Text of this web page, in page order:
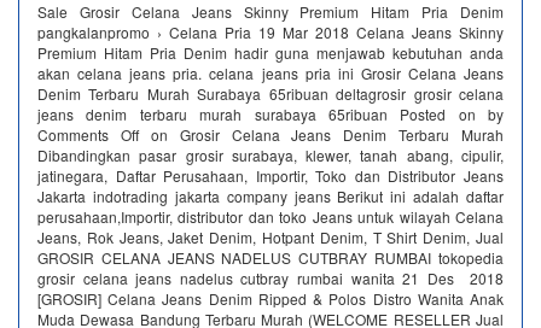
Sale Grosir Celana Jeans Skinny Premium Hitam Pria Denim
pangkalanpromo › Celana Pria 19 Mar 2018 Celana Jeans Skinny
Premium Hitam Pria Denim hadir guna menjawab kebutuhan anda
akan celana jeans pria. celana jeans pria ini Grosir Celana Jeans
Denim Terbaru Murah Surabaya 65ribuan deltagrosir grosir celana
jeans denim terbaru murah surabaya 65ribuan Posted on by
Comments Off on Grosir Celana Jeans Denim Terbaru Murah
Dibandingkan pasar grosir surabaya, klewer, tanah abang, cipulir,
jatinegara, Daftar Perusahaan, Importir, Toko dan Distributor Jeans
Jakarta indotrading jakarta company jeans Berikut ini adalah daftar
perusahaan,Importir, distributor dan toko Jeans untuk wilayah Celana
Jeans, Rok Jeans, Jaket Denim, Hotpant Denim, T Shirt Denim, Jual
GROSIR CELANA JEANS NADELUS CUTBRAY RUMBAI tokopedia
grosir celana jeans nadelus cutbray rumbai wanita 21 Des 2018
[GROSIR] Celana Jeans Denim Ripped & Polos Distro Wanita Anak
Muda Dewasa Bandung Terbaru Murah (WELCOME RESELLER Jual